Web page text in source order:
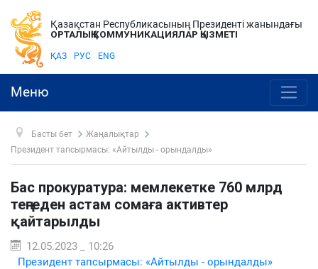
Қазақстан Республикасының Президенті жанындағы
ОРТАЛЫҚ КОММУНИКАЦИЯЛАР ҚЫЗМЕТІ
ҚАЗ РУС ENG
Меню
Басты бет
Жаңалықтар
Президент тапсырмасы: «Айтылды - орындалды»
Бас прокуратура: мемлекетке 760 млрд
теңгеден астам сомаға активтер
қайтарылды
12.05.2023 _ 10:26
Президент тапсырмасы: «Айтылды - орындалды»